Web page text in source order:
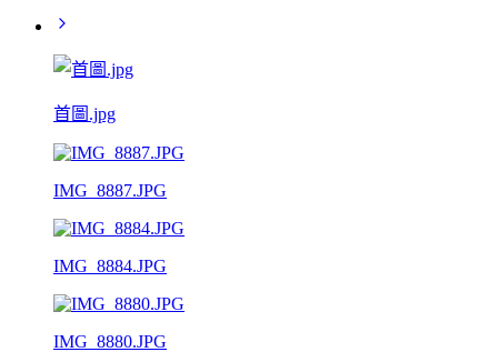
首圖.jpg
IMG_8887.JPG
IMG_8884.JPG
IMG_8880.JPG